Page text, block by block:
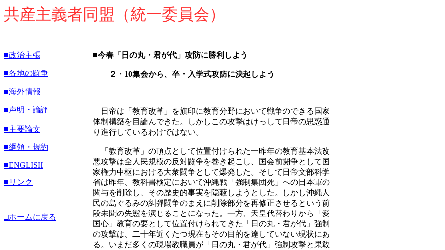
共産主義者同盟（統一委員会）
■政治主張
■各地の闘争
■海外情報
■声明・論評
■主要論文
■綱領・規約
■ENGLISH
■リンク
□ホームに戻る
■今春「日の丸・君が代」攻防に勝利しよう
２・10集会から、卒・入学式攻防に決起しよう
日帝は「教育改革」を旗印に教育分野において戦争のできる国家
体制構築を目論んできた。しかしこの攻撃はけっして日帝の思惑通
り進行しているわけではない。
「教育改革」の頂点として位置付けられた一昨年の教育基本法改
悪攻撃は全人民規模の反対闘争を巻き起こし、国会前闘争として国
家権力中枢における大衆闘争として爆発した。そして日帝文部科学
省は昨年、教科書検定において沖縄戦「強制集団死」への日本軍の
関与を削除し、その歴史的事実を隠蔽しようとした。しかし沖縄人
民の島ぐるみの糾弾闘争のまえに削除部分を再修正させるという前
段未聞の失態を演じることになった。一方、天皇代替わりから「愛
国心」教育の要として位置付けられてきた「日の丸・君が代」強制
の攻撃は、二十年近くたつ現在もその目的を達していない現状にあ
る。いまだ多くの現場教職員が「日の丸・君が代」強制攻撃と果敢